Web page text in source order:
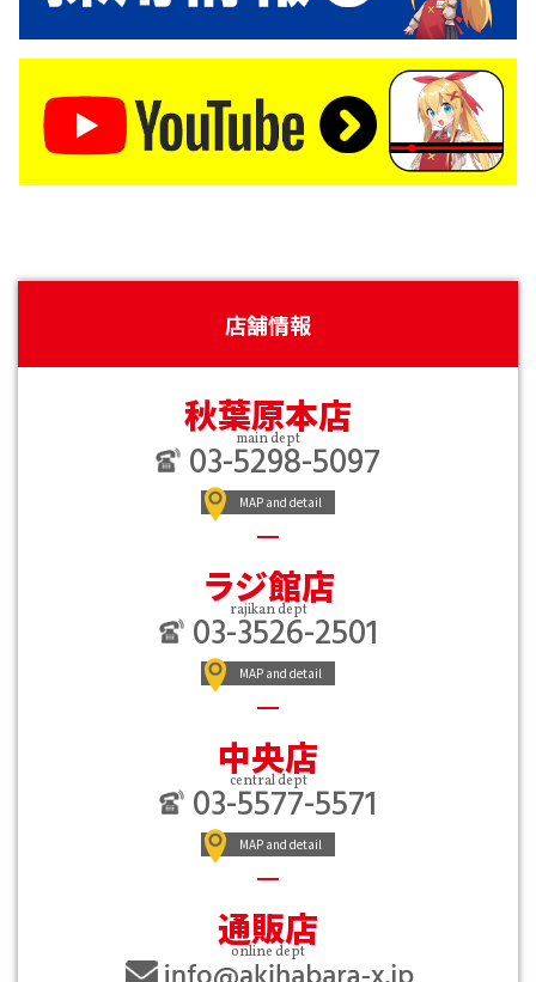
店舗情報
秋葉原本店
main dept
03-5298-5097
MAP and detail
ラジ館店
rajikan dept
03-3526-2501
MAP and detail
中央店
central dept
03-5577-5571
MAP and detail
通販店
online dept